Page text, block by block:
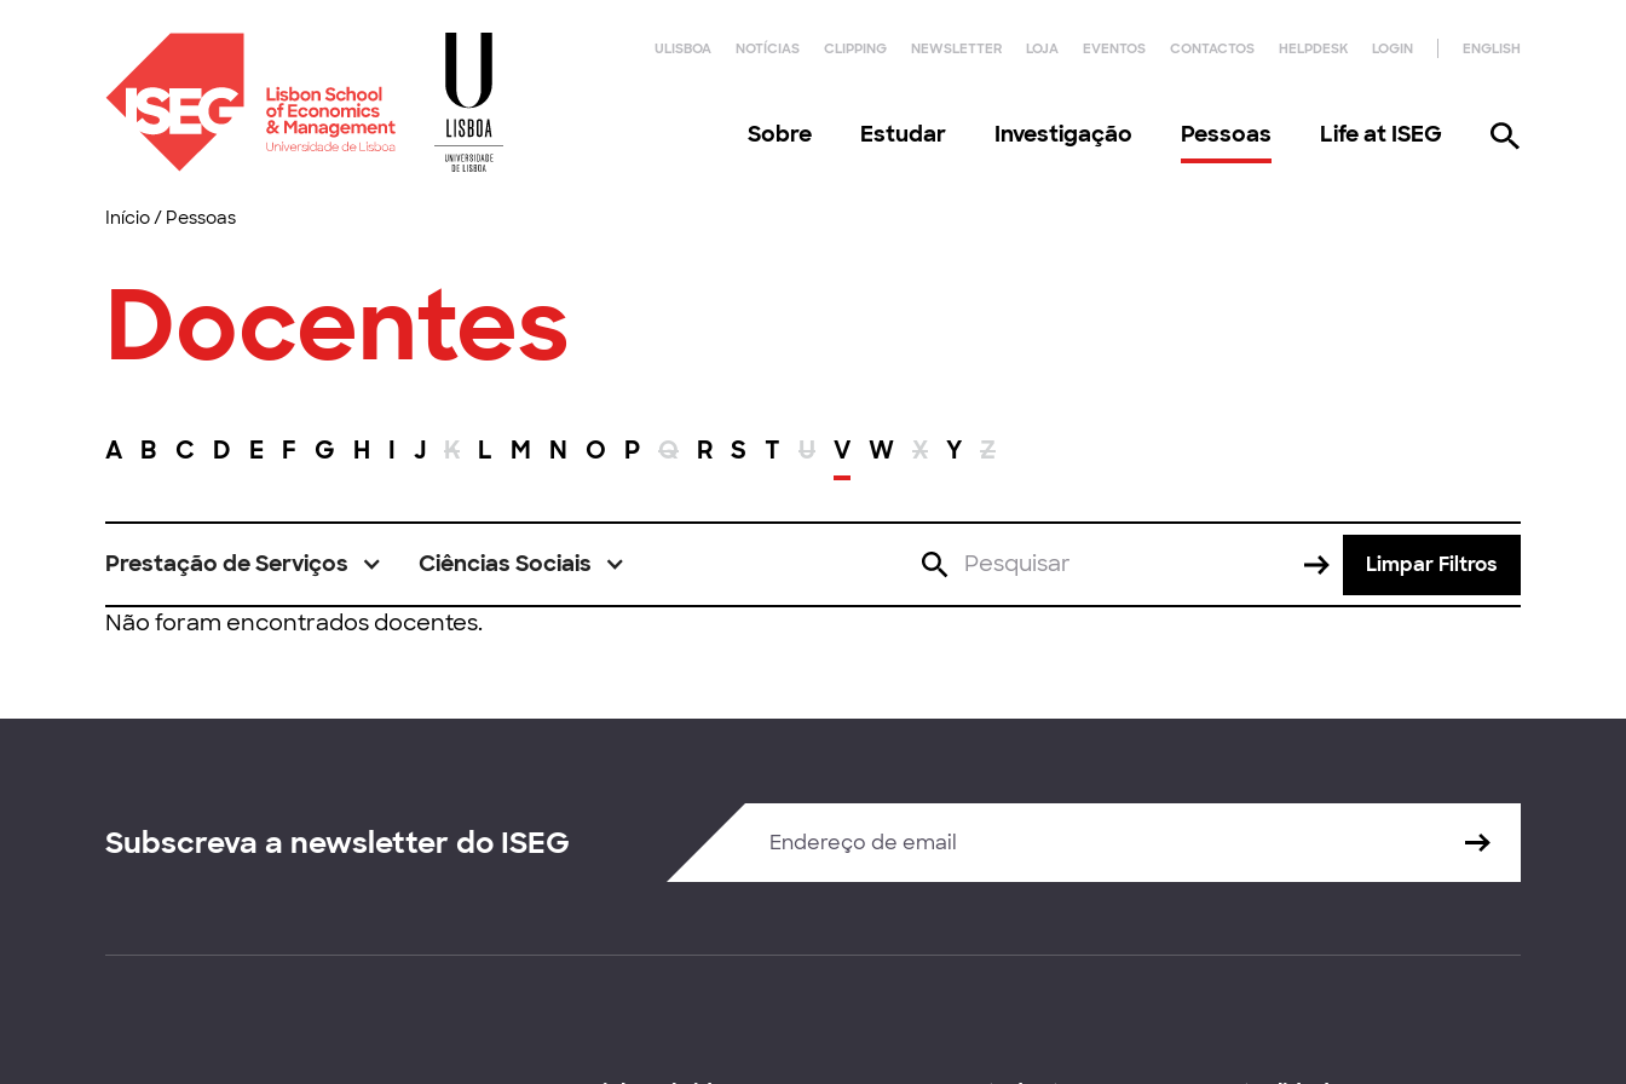
ULISBOA NOTÍCIAS CLIPPING NEWSLETTER LOJA EVENTOS CONTACTOS HELPDESK LOGIN ENGLISH
Sobre Estudar Investigação Pessoas Life at ISEG
Início/ Pessoas
Docentes
A B C D E F G H I J K L M N O P Q R S T U V W X Y Z
Prestação de Serviços Ciências Sociais Limpar Filtros
Não foram encontrados docentes.
Subscreva a newsletter do ISEG